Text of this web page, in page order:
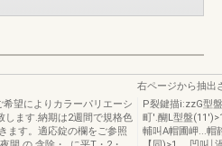
望によりカラーパリエーシ
します.納期は2週間で規格色
ます。適応錠の欄をご参照
右ページから抽出
P裂鍵描i:zzG型
町'.醐L型盤
輔叫A帽圃岬...帽